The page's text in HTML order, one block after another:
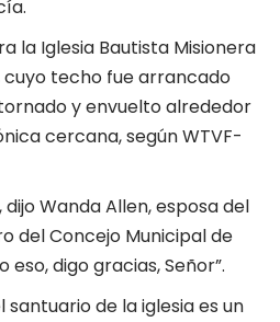
la Iglesia Bautista Misionera
cuyo techo fue arrancado
y envuelto alrededor
cercana, segúnWTVF-
dijo Wanda Allen, esposa del
del Concejo Municipal de
eso, digo gracias, Señor”.
santuario de la iglesia es un